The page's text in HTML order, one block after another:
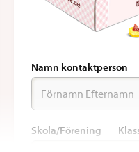
Namn kontaktperson
Skola/Förening